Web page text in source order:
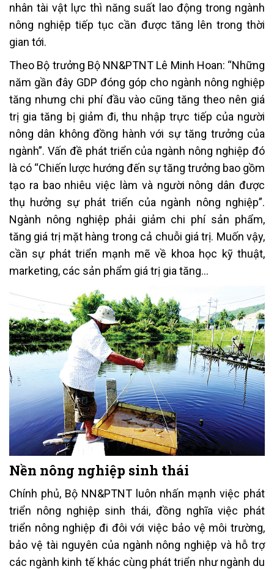
nhân tài vật lực thì năng suất lao động trong ngành
nông nghiệp tiếp tục cần được tăng lên trong thời
gian tới.
Theo Bộ trưởng Bộ NN&PTNT Lê Minh Hoan: “Những
năm gần đây GDP đóng góp cho ngành nông nghiệp
tăng nhưng chi phí đầu vào cũng tăng theo nên giá
trị gia tăng bị giảm đi, thu nhập trực tiếp của người
nông dân không đồng hành với sự tăng trưởng của
ngành”. Vấn đề phát triển của ngành nông nghiệp đó
là có “Chiến lược hướng đến sự tăng trưởng bao gồm
tạo ra bao nhiêu việc làm và người nông dân được
thụ hưởng sự phát triển của ngành nông nghiệp”.
Ngành nông nghiệp phải giảm chi phí sản phẩm,
tăng giá trị mặt hàng trong cả chuỗi giá trị. Muốn vậy,
cần sự phát triển mạnh mẽ về khoa học kỹ thuật,
marketing, các sản phẩm giá trị gia tăng…
Nền nông nghiệp sinh thái
Chính phủ, Bộ NN&PTNT luôn nhấn mạnh việc phát
triển nông nghiệp sinh thái, đồng nghĩa việc phát
triển nông nghiệp đi đôi với việc bảo vệ môi trường,
bảo vệ tài nguyên của ngành nông nghiệp và hỗ trợ
các ngành kinh tế khác cùng phát triển như ngành du